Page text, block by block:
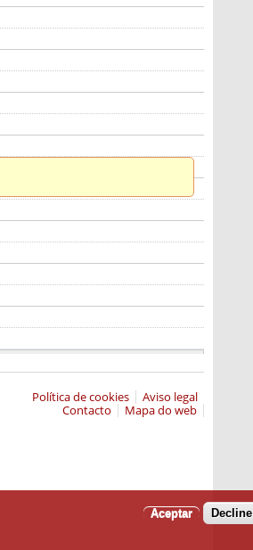
Aviso legal
Política de cookies
Mapa do web
Contacto
Aceptar Decline